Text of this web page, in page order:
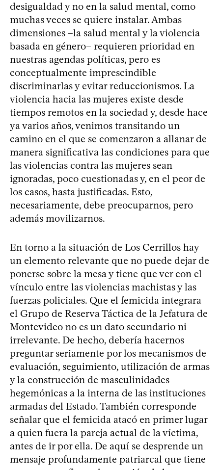
desigualdad y no en la salud mental, como
muchas veces se quiere instalar. Ambas
dimensiones –la salud mental y la violencia
basada en género– requieren prioridad en
nuestras agendas políticas, pero es
conceptualmente imprescindible
discriminarlas y evitar reduccionismos. La
violencia hacia las mujeres existe desde
tiempos remotos en la sociedad y, desde hace
ya varios años, venimos transitando un
camino en el que se comenzaron a allanar de
manera significativa las condiciones para que
las violencias contra las mujeres sean
ignoradas, poco cuestionadas y, en el peor de
los casos, hasta justificadas. Esto,
necesariamente, debe preocuparnos, pero
además movilizarnos.
En torno a la situación de Los Cerrillos hay
un elemento relevante que no puede dejar de
ponerse sobre la mesa y tiene que ver con el
vínculo entre las violencias machistas y las
fuerzas policiales. Que el femicida integrara
el Grupo de Reserva Táctica de la Jefatura de
Montevideo no es un dato secundario ni
irrelevante. De hecho, debería hacernos
preguntar seriamente por los mecanismos de
evaluación, seguimiento, utilización de armas
y la construcción de masculinidades
hegemónicas a la interna de las instituciones
armadas del Estado. También corresponde
señalar que el femicida atacó en primer lugar
a quien fuera la pareja actual de la víctima,
antes de ir por ella. De aquí se desprende un
mensaje profundamente patriarcal que tiene